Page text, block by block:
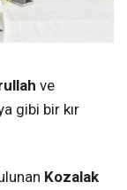
ve
gibi bir kır
Kozalak